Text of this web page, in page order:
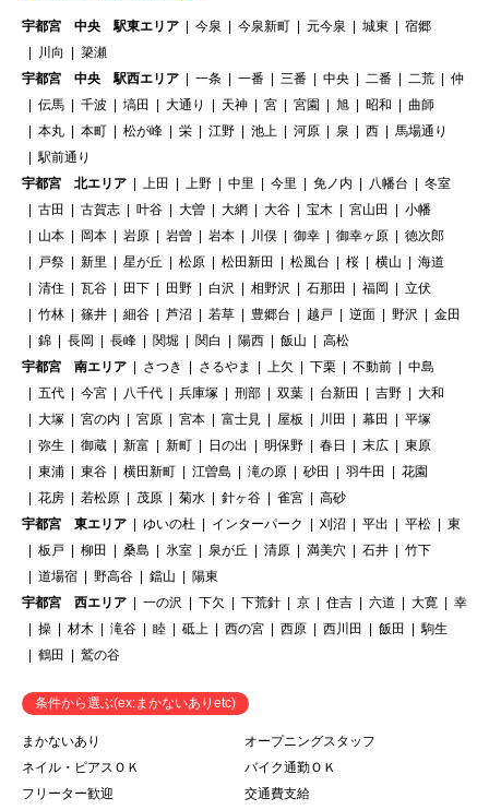
宇都宮 中央 駅東エリア 今泉 今泉新町 元今泉 城東
宿郷
川向
簗瀬
宇都宮 中央 駅西エリア
一条 一番 三番 中央 二番 二荒
仲
伝馬
千波 塙田 大通り 天神 宮 宮園 旭 昭和
曲師
本丸
本町 松が峰 栄 江野 池上 河原 泉 西
馬場通り
駅前通り
宇都宮 北エリア
上田 上野 中里 今里 免ノ内 八幡台
冬室
古田
古賀志 叶谷 大曽 大網 大谷 宝木 宮山田
小幡
山本
岡本 岩原 岩曽 岩本 川俣 御幸 御幸ヶ原
徳次郎
戸祭
新里 星が丘 松原 松田新田 松風台 桜 横山
海道
清住
瓦谷 田下 田野 白沢 相野沢 石那田 福岡
立伏
竹林
篠井 細谷 芦沼 若草 豊郷台 越戸 逆面 野沢
金田
錦
長岡 長峰 関堀 関白 陽西 飯山
高松
宇都宮 南エリア
さつき さるやま 上欠 下栗 不動前
中島
五代
今宮 八千代 兵庫塚 刑部 双葉 台新田 吉野
大和
大塚
宮の内 宮原 宮本 富士見 屋板 川田 幕田
平塚
弥生
御蔵 新富 新町 日の出 明保野 春日 末広
東原
東浦
東谷 横田新町 江曽島 滝の原 砂田 羽牛田
花園
花房
若松原 茂原 菊水 針ヶ谷 雀宮
高砂
宇都宮 東エリア
ゆいの杜 インターパーク 刈沼 平出 平松
東
板戸
柳田 桑島 氷室 泉が丘 清原 満美穴 石井
竹下
道場宿
野高谷 鐺山
陽東
宇都宮 西エリア
一の沢 下欠 下荒針 京 住吉 六道 大寛
幸
操
材木 滝谷 睦 砥上 西の宮 西原 西川田 飯田
駒生
鶴田
鷲の谷
条件から選ぶ(ex:まかないありetc)
まかないあり
オープニングスタッフ
ネイル・ピアスＯＫ
バイク通勤ＯＫ
フリーター歓迎
交通費支給